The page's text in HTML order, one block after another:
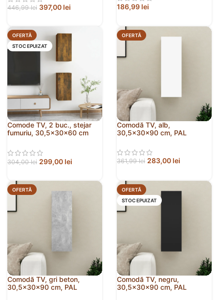
446,99lei 397,00 lei 186,99 lei
OFERTĂ
STOC EPUIZAT
Comode TV, 2 buc., stejar
fumuriu, 30,5x30x60 cm
304,00lei 299,00 lei
OFERTĂ
Comodă TV, alb,
30,5x30x90 cm, PAL
361,99lei 283,00 lei
OFERTĂ
Comodă TV, gri beton,
30,5x30x90 cm, PAL
OFERTĂ
STOC EPUIZAT
Comodă TV, negru,
30,5x30x90 cm, PAL